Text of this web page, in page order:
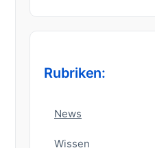
Rubriken:
News
Wissen